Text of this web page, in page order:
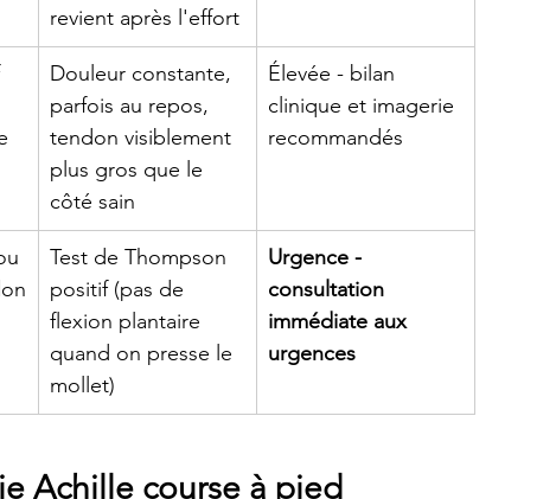
revient après l'effort
Douleur constante,
parfois au repos,
tendon visiblement
plus gros que le
côté sain
Élevée - bilan
clinique et imagerie
recommandés
Test de Thompson
positif (pas de
flexion plantaire
quand on presse le
mollet)
Urgence -
consultation
immédiate aux
urgences
Achille course à pied